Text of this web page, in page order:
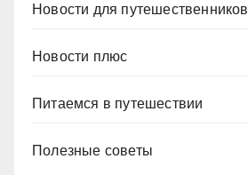
Новости для путешественников
Новости плюс
Питаемся в путешествии
Полезные советы